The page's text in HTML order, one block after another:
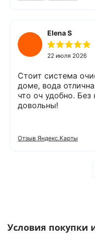
«Экодар
убрало
мягкой и
доволен
«Экодар».
Elena S
22 июля 2026
Стоит система
доме, вода
что оч удобно. Без
довольны!
Отзыв Яндекс.Карты
Условия покупки